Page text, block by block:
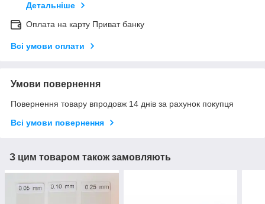
Детальніше
Оплата на карту Приват банку
Всі умови оплати
Умови повернення
Повернення товару впродовж 14 днів за рахунок покупця
Всі умови повернення
З цим товаром також замовляють